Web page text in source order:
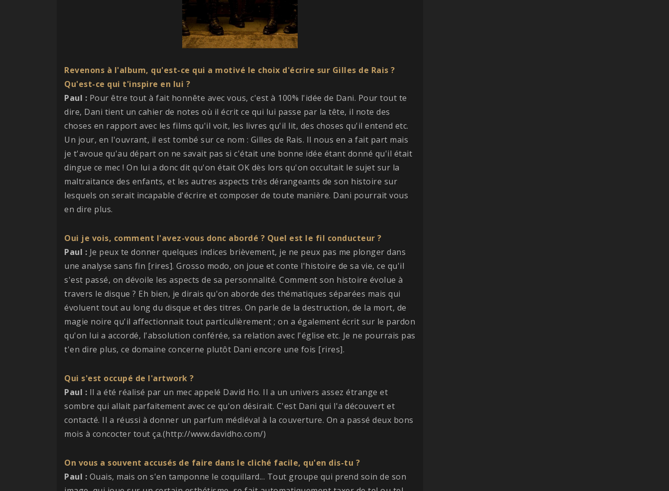
Revenons à l'album, qu'est-ce qui a motivé le choix d'écrire sur Gilles de Rais ?
Qu'est-ce qui t'inspire en lui ?
Paul : Pour être tout à fait honnête avec vous, c'est à 100% l'idée de Dani. Pour tout te
dire, Dani tient un cahier de notes où il écrit ce qui lui passe par la tête, il note des
choses en rapport avec les films qu'il voit, les livres qu'il lit, des choses qu'il entend etc.
Un jour, en l'ouvrant, il est tombé sur ce nom : Gilles de Rais. Il nous en a fait part mais
je t'avoue qu'au départ on ne savait pas si c'était une bonne idée étant donné qu'il était
dingue ce mec ! On lui a donc dit qu'on était OK dès lors qu'on occultait le sujet sur la
maltraitance des enfants, et les autres aspects très dérangeants de son histoire sur
lesquels on serait incapable d'écrire et composer de toute manière. Dani pourrait vous
en dire plus.
Oui je vois, comment l'avez-vous donc abordé ? Quel est le fil conducteur ?
Paul : Je peux te donner quelques indices brièvement, je ne peux pas me plonger dans
une analyse sans fin [rires]. Grosso modo, on joue et conte l'histoire de sa vie, ce qu'il
s'est passé, on dévoile les aspects de sa personnalité. Comment son histoire évolue à
travers le disque ? Eh bien, je dirais qu'on aborde des thématiques séparées mais qui
évoluent tout au long du disque et des titres. On parle de la destruction, de la mort, de
magie noire qu'il affectionnait tout particulièrement ; on a également écrit sur le pardon
qu'on lui a accordé, l'absolution conférée, sa relation avec l'église etc. Je ne pourrais pas
t'en dire plus, ce domaine concerne plutôt Dani encore une fois [rires].
Qui s'est occupé de l'artwork ?
Paul : Il a été réalisé par un mec appelé David Ho. Il a un univers assez étrange et
sombre qui allait parfaitement avec ce qu'on désirait. C'est Dani qui l'a découvert et
contacté. Il a réussi à donner un parfum médiéval à la couverture. On a passé deux bons
mois à concocter tout ça.(http://www.davidho.com/)
On vous a souvent accusés de faire dans le cliché facile, qu'en dis-tu ?
Paul : Ouais, mais on s'en tamponne le coquillard... Tout groupe qui prend soin de son